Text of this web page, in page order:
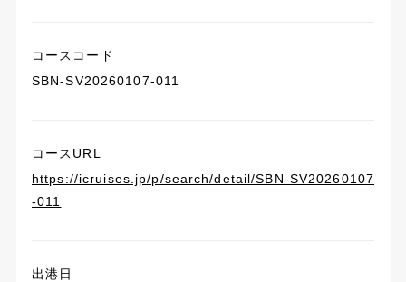
コースコード
SBN-SV20260107-011
コースURL
https://icruises.jp/p/search/detail/SBN-SV20260107
-011
出港日